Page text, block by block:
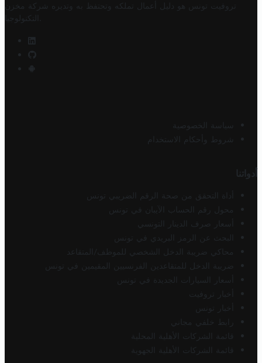
تروفيت تونس هو دليل أعمال تملكه وتحتفظ به وتديره
شركة مخزن
التكنولوجيا
سياسة الخصوصية
شروط وأحكام الاستخدام
أدواتنا
أداة التحقق من صحة الرقم الضريبي تونس
محول رقم الحساب الآيبان في تونس
أسعار صرف الدينار التونسي
البحث عن الرمز البريدي في تونس
محاكي ضريبة الدخل الشخصي للموظف/المتقاعد
ضريبة الدخل للمتقاعدين الفرنسيين المقيمين في تونس
أسعار السيارات الجديدة في تونس
أخبار تروفيت
أخبار تونس
رابط خلفي مجاني
قائمة الشركات الأهلية المحلية
قائمة الشركات الأهلية الجهوية